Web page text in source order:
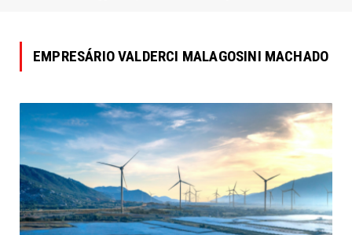
EMPRESÁRIO VALDERCI MALAGOSINI MACHADO